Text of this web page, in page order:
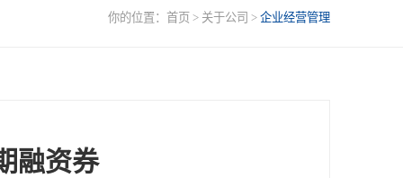
你的位置：首页 > 关于公司 >企业经营管理
融资券